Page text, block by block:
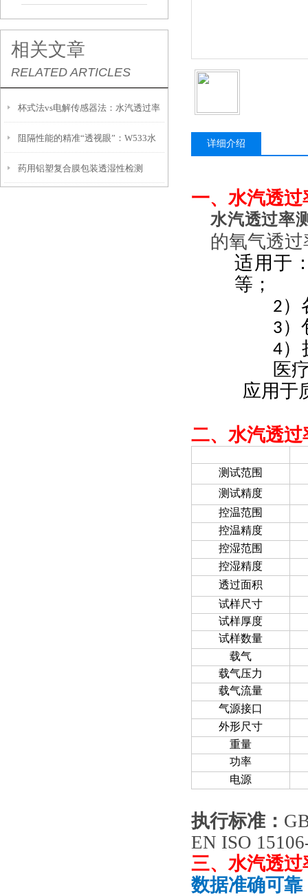
相关文章
RELATED ARTICLES
杯式法vs电解传感器法：水汽透过率
测试仪两大技术路线到底怎么选？
阻隔性能的精准“透视眼”：W533水
汽透过率测试仪功能解析
药用铝塑复合膜包装透湿性检测
详细介绍
一、水汽透
水汽透过率
的氧气透过
适用于
等；
2）
3）
4）
医
应用于
二、水汽透
测试范围
测试精度
控温范围
控温精度
控湿范围
控湿精度
透过面积
试样尺寸
试样厚度
试样数量
载气
载气压力
载气流量
气源接口
外形尺寸
重量
功率
电源
执行标准 ：
EN ISO
三、水汽透
数据准确可靠